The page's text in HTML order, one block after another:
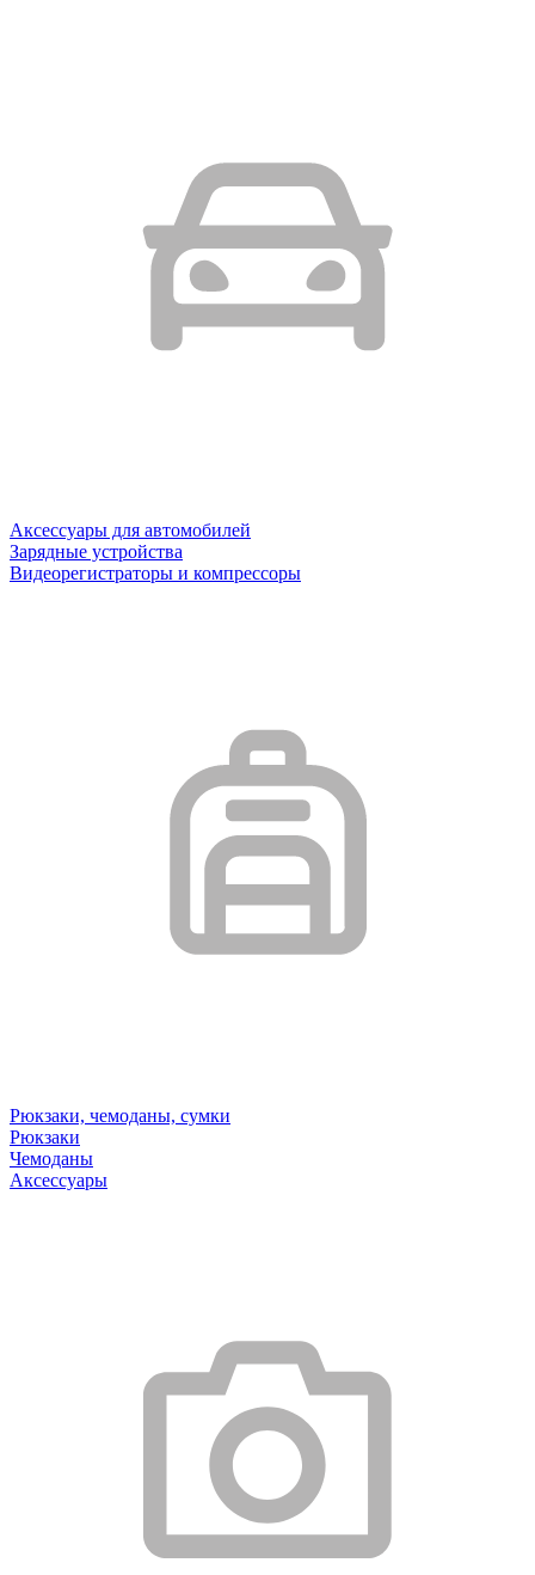
Аксессуары для автомобилей
Зарядные устройства
Видеорегистраторы и компрессоры
Рюкзаки, чемоданы, сумки
Рюкзаки
Чемоданы
Аксессуары